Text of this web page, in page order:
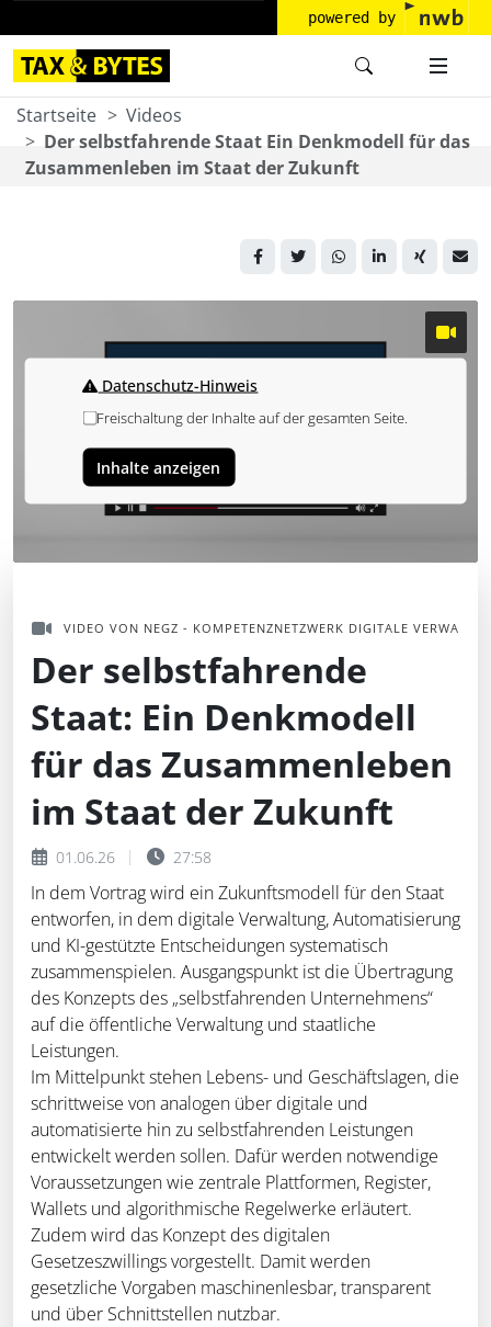
powered by
Startseite
Videos
Der selbstfahrende Staat Ein Denkmodell für das
Zusammenleben im Staat der Zukunft
Datenschutz-Hinweis
Freischaltung der Inhalte auf der gesamten Seite.
Inhalte anzeigen
VIDEO VON NEGZ - KOMPETENZNETZWERK DIGITALE
Der selbstfahrende
Staat: Ein Denkmodell
für das Zusammenleben
im Staat der Zukunft
01.06.26 27:58
In dem Vortrag wird ein Zukunftsmodell für den Staat
entworfen, in dem digitale Verwaltung, Automatisierung
und KI-gestützte Entscheidungen systematisch
zusammenspielen. Ausgangspunkt ist die Übertragung
des Konzepts des „selbstfahrenden Unternehmens“
auf die öffentliche Verwaltung und staatliche
Leistungen.
Im Mittelpunkt stehen Lebens- und Geschäftslagen, die
schrittweise von analogen über digitale und
automatisierte hin zu selbstfahrenden Leistungen
entwickelt werden sollen. Dafür werden notwendige
Voraussetzungen wie zentrale Plattformen, Register,
Wallets und algorithmische Regelwerke erläutert.
Zudem wird das Konzept des digitalen
Gesetzeszwillings vorgestellt. Damit werden
gesetzliche Vorgaben maschinenlesbar, transparent
und über Schnittstellen nutzbar.